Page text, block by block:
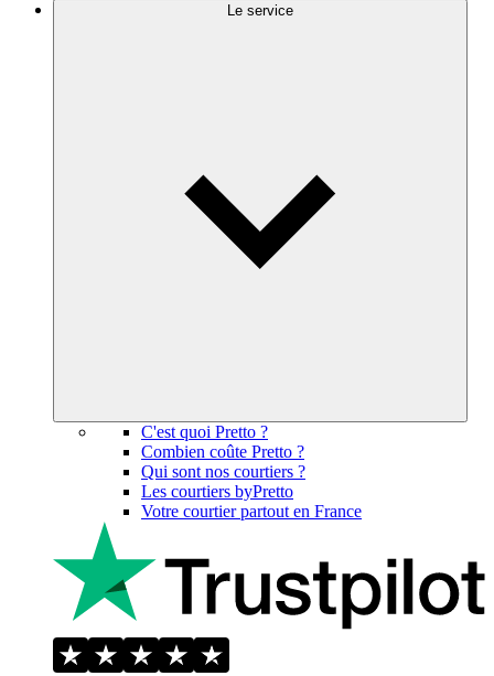
Le service
C'est quoi Pretto ?
Combien coûte Pretto ?
Qui sont nos courtiers ?
Les courtiers byPretto
Votre courtier partout en France